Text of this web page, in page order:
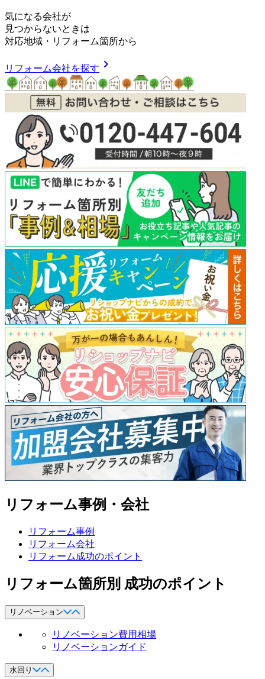
気になる会社が
見つからないときは
対応地域 ・ リフォーム箇所から
リフォーム会社を探す chevron_right
リフォーム事例・会社
リフォーム事例
リフォーム会社
リフォーム成功のポイント
リフォーム箇所別 成功のポイント
リノベーション
リノベーション費用相場
リノベーションガイド
水回り